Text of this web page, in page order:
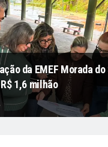
da EMEF Morada
1,6 milhão